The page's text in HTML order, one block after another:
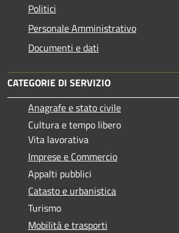
Politici
Personale Amministrativo
Documenti e dati
CATEGORIE DI SERVIZIO
Anagrafe e stato civile
Cultura e tempo libero
Vita lavorativa
Imprese e Commercio
Appalti pubblici
Catasto e urbanistica
Turismo
Mobilità e trasporti